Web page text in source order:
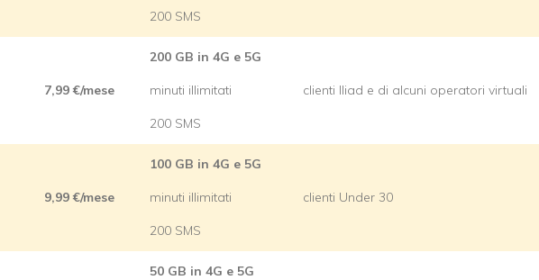
200 SMS
7,99 €/mese
200 GB in 4G e 5G
minuti illimitati
200 SMS
clienti Iliad e di alcuni operatori virtuali
9,99 €/mese
100 GB in 4G e 5G
minuti illimitati
200 SMS
clienti Under 30
50 GB in 4G e 5G